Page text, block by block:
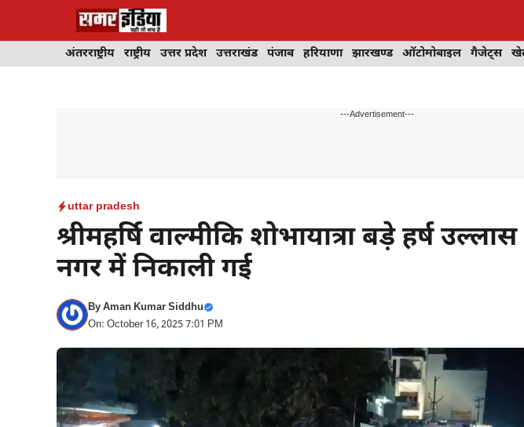
अंतरराष्ट्रीय राष्ट्रीय उत्तर प्रदेश उत्तराखंड पंजाब हरियाणा झारखण्ड ऑटोमोबाइल गैजेट्स
---Advertisement---
uttar pradesh
श्रीमहर्षि वाल्मीकि शोभायात्रा बड़े हर्ष
नगर में निकाली गई
ByAman Kumar Siddhu
On: October 16, 2025 7:01 PM